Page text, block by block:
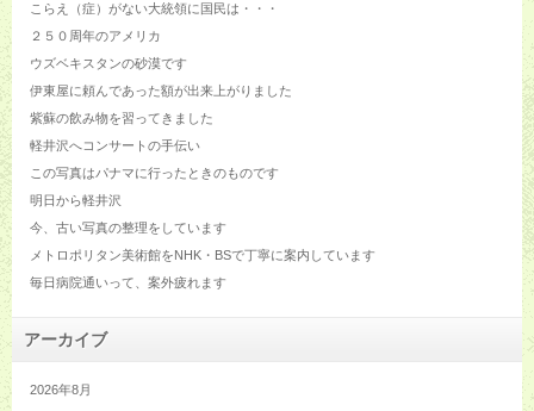
こらえ（症）がない大統領に国民は・・・
２５０周年のアメリカ
ウズベキスタンの砂漠です
伊東屋に頼んであった額が出来上がりました
紫蘇の飲み物を習ってきました
軽井沢へコンサートの手伝い
この写真はパナマに行ったときのものです
明日から軽井沢
今、古い写真の整理をしています
メトロポリタン美術館をNHK・BSで丁寧に案内しています
毎日病院通いって、案外疲れます
アーカイブ
2026年8月